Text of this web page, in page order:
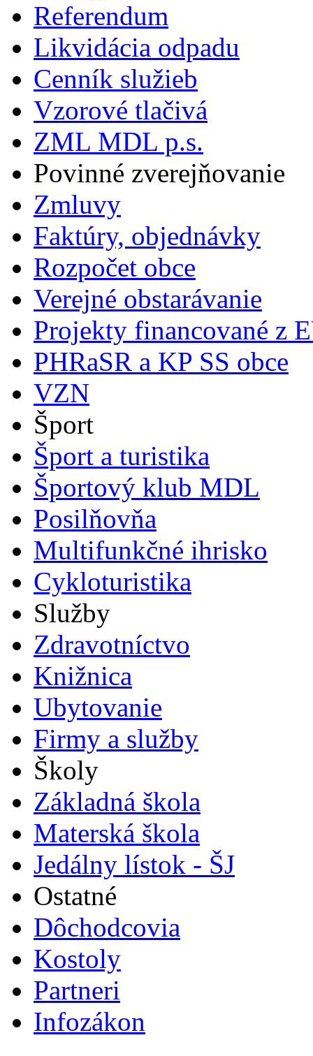
Referendum
Likvidácia odpadu
Cenník služieb
Vzorové tlačivá
ZML MDL p.s.
Povinné zverejňovanie
Zmluvy
Faktúry, objednávky
Rozpočet obce
Verejné obstarávanie
Projekty financované z
PHRaSR a KP SS obce
VZN
Šport
Šport a turistika
Športový klub MDL
Posilňovňa
Multifunkčné ihrisko
Cykloturistika
Služby
Zdravotníctvo
Knižnica
Ubytovanie
Firmy a služby
Školy
Základná škola
Materská škola
Jedálny lístok - ŠJ
Ostatné
Dôchodcovia
Kostoly
Partneri
Infozákon